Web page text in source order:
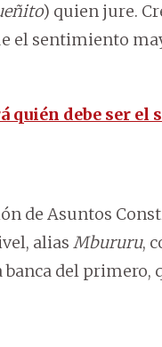
) quien jure.
el sentimiento
quién debe ser el
de Asuntos
alias Mbururu,
del primero,